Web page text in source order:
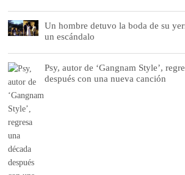
Un hombre detuvo la boda de su
un escándalo
Psy, autor de ‘Gangnam Style’,
después con una nueva canción